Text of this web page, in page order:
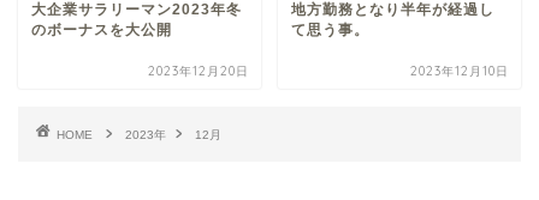
大企業サラリーマン2023年冬
のボーナスを大公開
2023年12月20日
地方勤務となり半年が経過し
て思う事。
2023年12月10日
HOME 2023年 12月